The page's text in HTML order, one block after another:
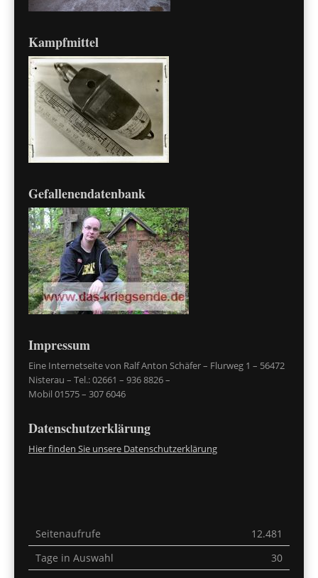
Kampfmittel
Gefallenendatenbank
Impressum
Eine Internetseite von Ralf Anton Schäfer – Flurweg 1 – 56472
Nisterau – Tel.: 02661 – 936 8826 –
Mobil 01575 – 307 6046
Datenschutzerklärung
Hier finden Sie unsere Datenschutzerklärung
Seitenaufrufe
12.481
Tage in Auswahl
30